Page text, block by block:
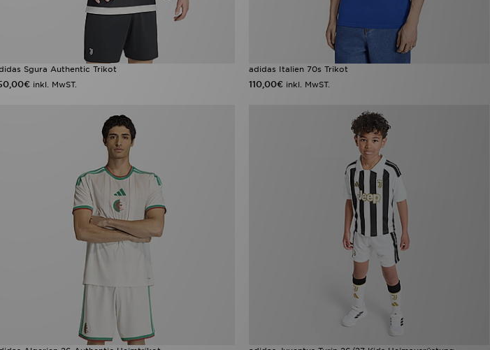
Sgura Authentic Trikot
inkl. MwST.
adidas Italien 70s Trikot
110,00€ inkl. MwST.